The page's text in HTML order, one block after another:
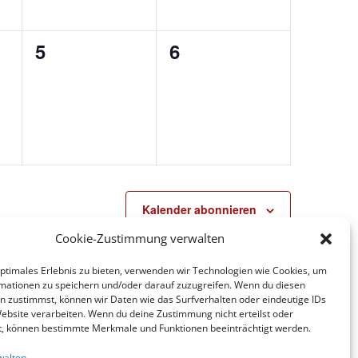
Cookie-Zustimmung verwalten
Erlebnis zu bieten, verwenden wir Technologien wie Cookies, um
zu speichern und/oder darauf zuzugreifen. Wenn du diesen
zustimmst, können wir Daten wie das Surfverhalten oder eindeutige IDs
verarbeiten. Wenn du deine Zustimmung nicht erteilst oder
können bestimmte Merkmale und Funktionen beeinträchtigt werden.
0
5
0
6
Kalender abonnieren